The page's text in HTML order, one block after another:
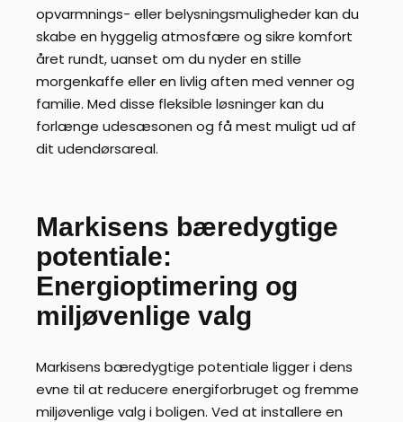
opvarmnings- eller belysningsmuligheder kan du
skabe en hyggelig atmosfære og sikre komfort
året rundt, uanset om du nyder en stille
morgenkaffe eller en livlig aften med venner og
familie. Med disse fleksible løsninger kan du
forlænge udesæsonen og få mest muligt ud af
dit udendørsareal.
Markisens bæredygtige
potentiale:
Energioptimering og
miljøvenlige valg
Markisens bæredygtige potentiale ligger i dens
evne til at reducere energiforbruget og fremme
miljøvenlige valg i boligen. Ved at installere en